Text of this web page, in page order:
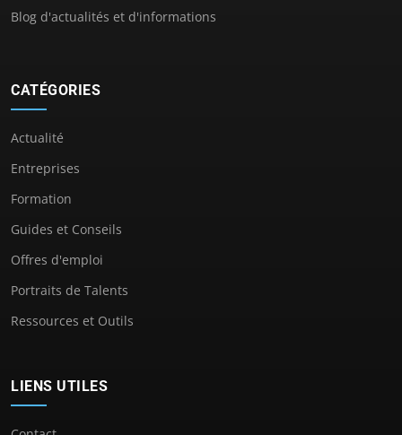
Blog d'actualités et d'informations
CATÉGORIES
Actualité
Entreprises
Formation
Guides et Conseils
Offres d'emploi
Portraits de Talents
Ressources et Outils
LIENS UTILES